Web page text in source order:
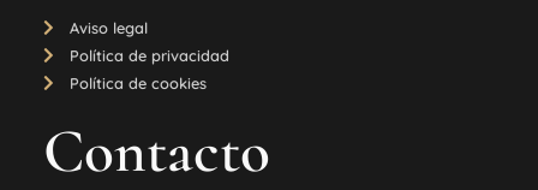
Aviso legal
Política de privacidad
Política de cookies
Contacto